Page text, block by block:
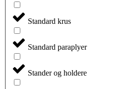
Standard krus
Standard paraplyer
Stander og holdere